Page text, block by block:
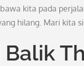
kita pada
hilang. Mari kita